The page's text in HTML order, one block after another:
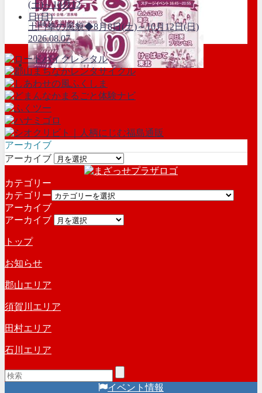
土門拳の風貌◆8月8日(土)～10月12日(日)
2026.08.07
アーカイブ
アーカイブ
カテゴリー
カテゴリー
アーカイブ
アーカイブ
トップ
お知らせ
郡山エリア
須賀川エリア
田村エリア
石川エリア
イベント情報